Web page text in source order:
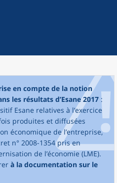
en compte de la notion
les résultats d’Esane 2017 :
Esane relatives à l’exercice
produites et diffusées
économique de l’entreprise,
n° 2008-1354 pris en
de l’économie (LME).
à la documentation sur le